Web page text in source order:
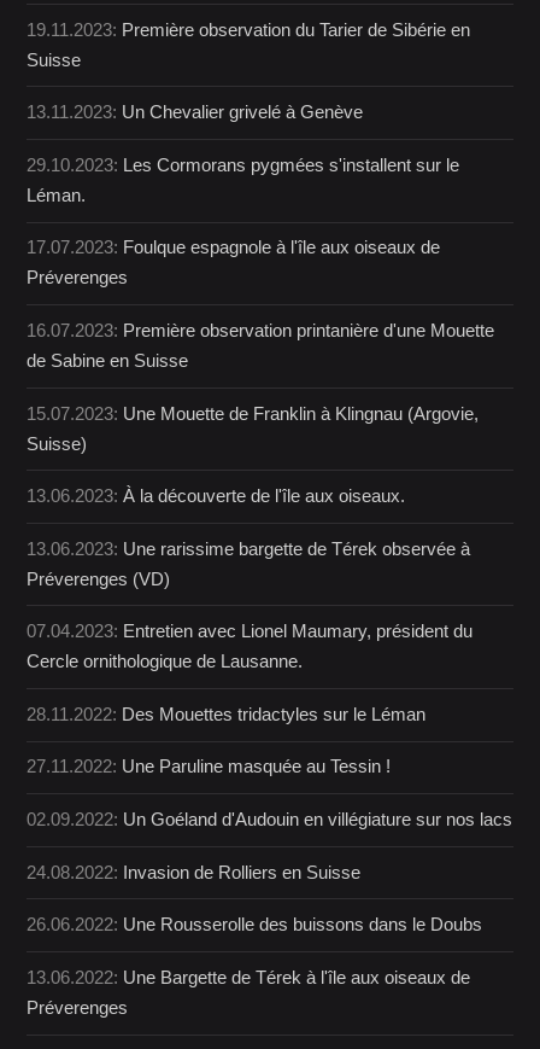
19.11.2023: Première observation du Tarier de Sibérie en
Suisse
13.11.2023: Un Chevalier grivelé à Genève
29.10.2023: Les Cormorans pygmées s'installent sur le
Léman.
17.07.2023: Foulque espagnole à l'île aux oiseaux de
Préverenges
16.07.2023: Première observation printanière d'une Mouette
de Sabine en Suisse
15.07.2023: Une Mouette de Franklin à Klingnau (Argovie,
Suisse)
13.06.2023:À la découverte de l'île aux oiseaux.
13.06.2023: Une rarissime bargette de Térek observée à
Préverenges (VD)
07.04.2023: Entretien avec Lionel Maumary, président du
Cercle ornithologique de Lausanne.
28.11.2022: Des Mouettes tridactyles sur le Léman
27.11.2022: Une Paruline masquée au Tessin !
02.09.2022: Un Goéland d'Audouin en villégiature sur nos lacs
24.08.2022: Invasion de Rolliers en Suisse
26.06.2022: Une Rousserolle des buissons dans le Doubs
13.06.2022: Une Bargette de Térek à l'île aux oiseaux de
Préverenges